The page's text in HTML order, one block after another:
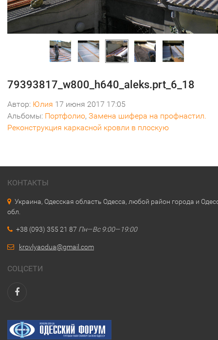
79393817_w800_h640_aleks.prt_6_18
Автор: Юлия 17 июня 2017 17:05
Альбомы: Портфолио, Замена шифера на профнастил.
Реконструкция каркасной кровли в плоскую
КОНТАКТЫ
Украина, Одесская область Одесса, любой район города и
обл.
+38 (093) 355 21 87 Пн—Вс 9:00—19:00
krovlyaodua@gmail.com
СОЦСЕТИ